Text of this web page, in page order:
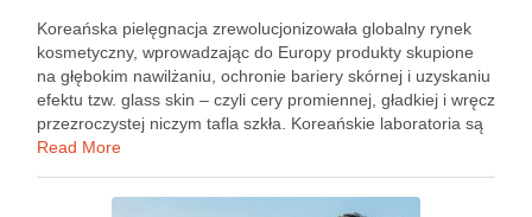
Koreańska pielęgnacja zrewolucjonizowała globalny rynek
kosmetyczny, wprowadzając do Europy produkty skupione
na głębokim nawilżaniu, ochronie bariery skórnej i uzyskaniu
efektu tzw. glass skin – czyli cery promiennej, gładkiej i wręcz
przezroczystej niczym tafla szkła. Koreańskie laboratoria są
najlepsze w tworzeniu innowacyjnych tekstur i
Esencje z filtratem …
Read More